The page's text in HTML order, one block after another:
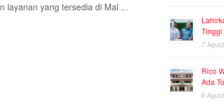
layanan yang tersedia di Mal ...
Tinggi
7
Rico
Ada
6